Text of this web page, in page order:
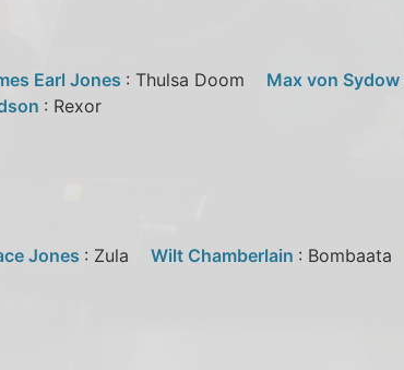
Earl Jones : Thulsa Doom Max von Sydow
: Rexor
Jones : Zula Wilt Chamberlain : Bombaata